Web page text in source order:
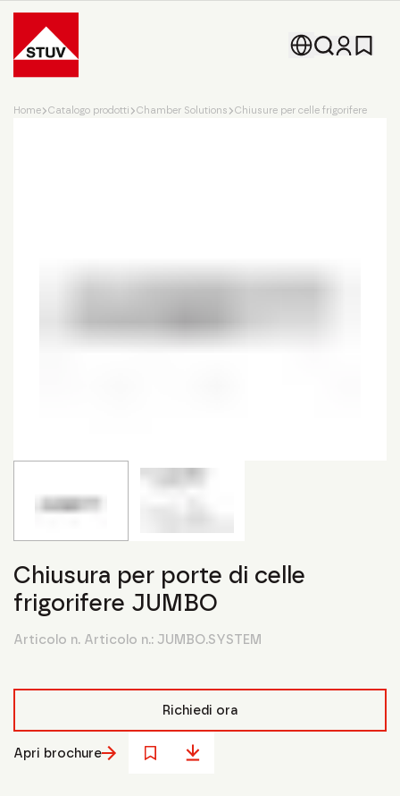
Go To the Homepage
Home Catalogo prodotti Chamber Solutions Chiusure per celle frigorifere
Chiusura per porte di celle
frigorifere JUMBO
Articolo n. Articolo n.: JUMBO.SYSTEM
Richiedi ora
Apri brochure